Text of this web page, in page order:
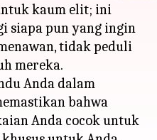
kaum elit; ini
siapa pun yang ingin
tidak peduli
mereka.
Anda dalam
bahwa
Anda cocok untuk